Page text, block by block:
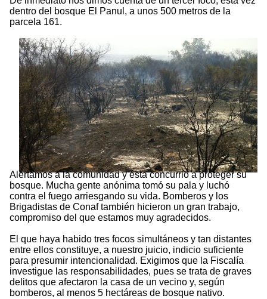
dentro del bosque El Panul, a unos 500 metros de la
parcela 161.
Alertamos a la comunidad y ésta concurrió a proteger su
bosque. Mucha gente anónima tomó su pala y luchó
contra el fuego arriesgando su vida. Bomberos y los
Brigadistas de Conaf también hicieron un gran trabajo,
compromiso del que estamos muy agradecidos.
El que haya habido tres focos simultáneos y tan distantes
entre ellos constituye, a nuestro juicio, indicio suficiente
para presumir intencionalidad. Exigimos que la Fiscalía
investigue las responsabilidades, pues se trata de graves
delitos que afectaron la casa de un vecino y, según
bomberos, al menos 5 hectáreas de bosque nativo.